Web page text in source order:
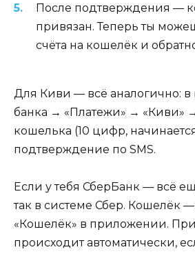
После подтверждения —
привязан. Теперь ты
счёта на кошелёк и
Для Киви — всё аналогично:
банка → «Платежи» → «Киви»
кошелька (10 цифр,
подтверждение по SMS.
Если у тебя СберБанк — всё
так в системе Сбер. Кошелёк —
«Кошелёк» в приложении.
происходит автоматически,